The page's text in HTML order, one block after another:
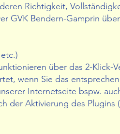
Richtigkeit,
GVK Bendern-Gamprin
über das 2-Klick-
wenn Sie das
Internetseite bspw.
der Aktivierung des